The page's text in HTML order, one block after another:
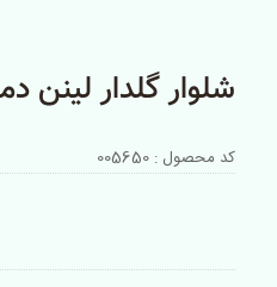
شلوار گلدار لینن
کد محصول : 005650